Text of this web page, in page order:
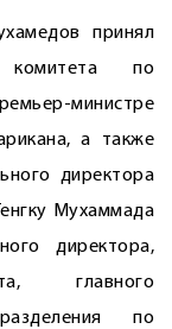
принял
комитета по
министре
а также
директора
Мухаммада
директора,
главного
по